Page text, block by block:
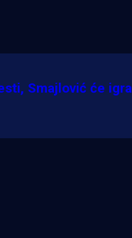
Smajlović će